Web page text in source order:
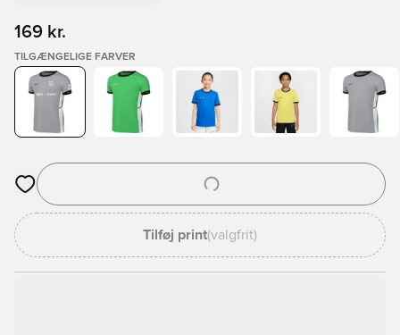
169 kr.
TILGÆNGELIGE FARVER
Åbner en Modal til at logge ind eller tilmelde dig som medlem
Tilføj print(valgfrit)